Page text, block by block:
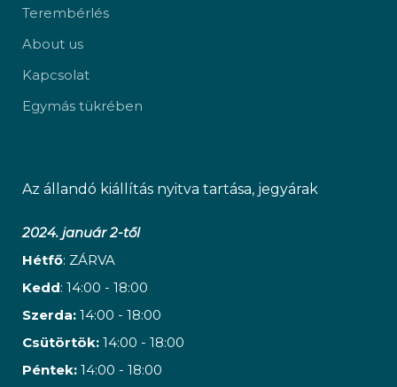
Terembérlés
About us
Kapcsolat
Egymás tükrében
Az állandó kiállítás nyitva tartása, jegyárak
2024. január 2-től
Hétfő: ZÁRVA
Kedd: 14:00 - 18:00
Szerda: 14:00 - 18:00
Csütörtök: 14:00 - 18:00
Péntek: 14:00 - 18:00